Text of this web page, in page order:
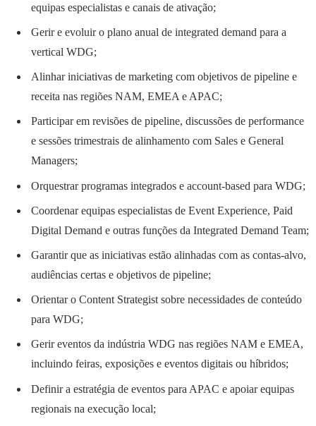
equipas especialistas e canais de ativação;
Gerir e evoluir o plano anual de integrated demand para a
vertical WDG;
Alinhar iniciativas de marketing com objetivos de pipeline e
receita nas regiões NAM, EMEA e APAC;
Participar em revisões de pipeline, discussões de performance
e sessões trimestrais de alinhamento com Sales e General
Managers;
Orquestrar programas integrados e account-based para WDG;
Coordenar equipas especialistas de Event Experience, Paid
Digital Demand e outras funções da Integrated Demand Team;
Garantir que as iniciativas estão alinhadas com as contas-alvo,
audiências certas e objetivos de pipeline;
Orientar o Content Strategist sobre necessidades de conteúdo
para WDG;
Gerir eventos da indústria WDG nas regiões NAM e EMEA,
incluindo feiras, exposições e eventos digitais ou híbridos;
Definir a estratégia de eventos para APAC e apoiar equipas
regionais na execução local;